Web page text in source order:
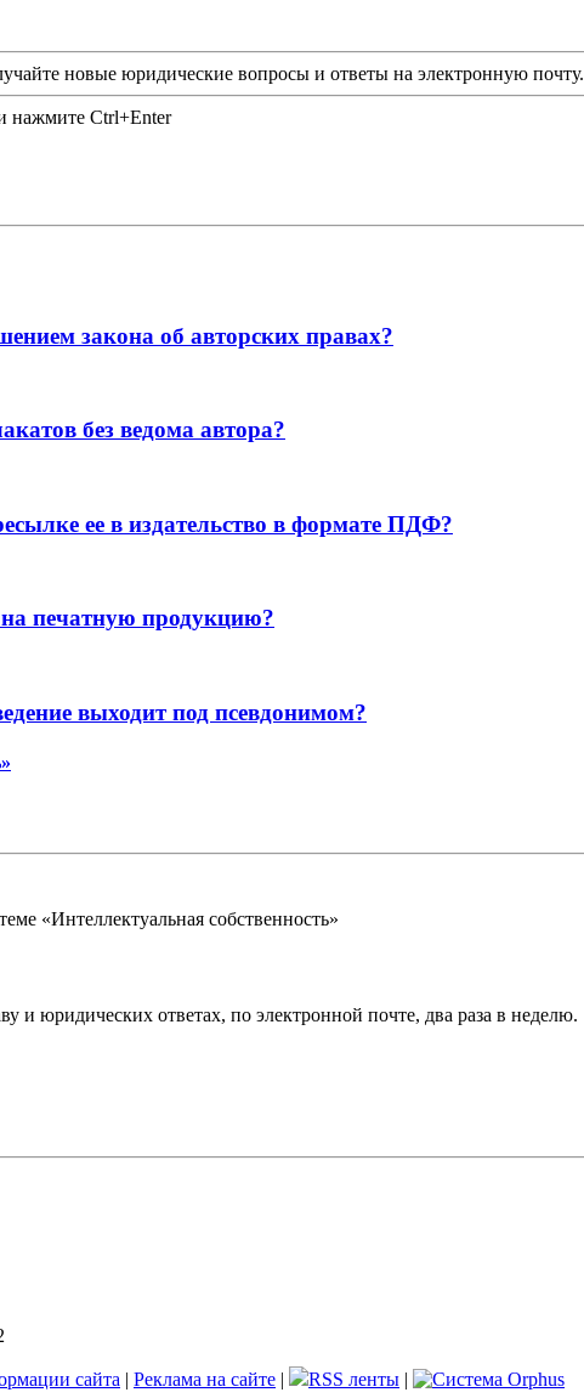
новые юридические вопросы и ответы на электронную почту.
нажмите Ctrl+Enter
закона об авторских правах?
без ведома автора?
ее в издательство в формате ПДФ?
печатную продукцию?
выходит под псевдонимом?
«Интеллектуальная собственность»
и юридических ответах, по электронной почте, два раза в неделю.
сайта | Реклама на сайте | RSS ленты |